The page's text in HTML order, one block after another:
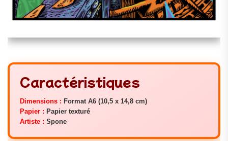
Caractéristiques
Dimensions : Format A6 (10,5 x 14,8 cm)
Papier : Papier texturé
Artiste : Spone